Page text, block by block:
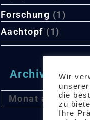
Forschung (1)
Aachtopf (1)
Archiv
Monat
Wir
die
zu
Ihre